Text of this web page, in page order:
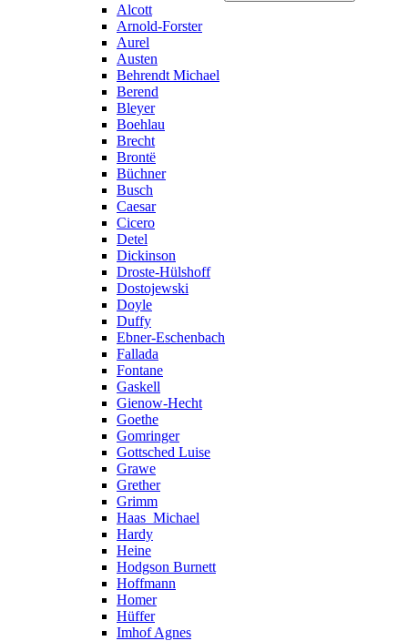
Alcott
Arnold-Forster
Aurel
Austen
Behrendt Michael
Berend
Bleyer
Boehlau
Brecht
Brontë
Büchner
Busch
Caesar
Cicero
Detel
Dickinson
Droste-Hülshoff
Dostojewski
Doyle
Duffy
Ebner-Eschenbach
Fallada
Fontane
Gaskell
Gienow-Hecht
Goethe
Gomringer
Gottsched Luise
Grawe
Grether
Grimm
Haas_Michael
Hardy
Heine
Hodgson Burnett
Hoffmann
Homer
Hüffer
Imhof Agnes